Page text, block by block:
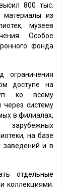
800 тыс.
из
музеев
Особое
фонда
ограничения
доступе на
ко всему
через систему
в филиалах,
на базе
заведений и в
отдельные
коллекциями.